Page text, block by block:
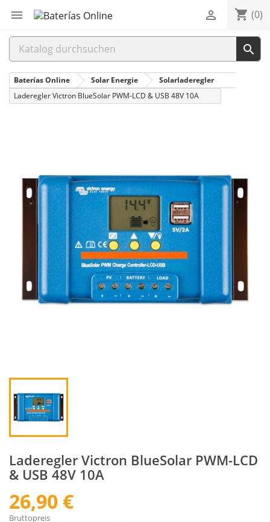
 shopping_cart (0)


Baterías Online Solar Energie
Solarladeregler
Laderegler Victron BlueSolar PWM-LCD & USB 48V 10A
Laderegler Victron BlueSolar PWM-LCD
& USB 48V 10A
26,90 €
Bruttopreis